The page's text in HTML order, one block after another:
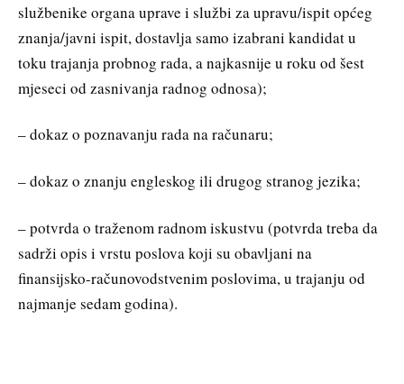
službenike organa uprave i službi za upravu/ispit općeg
znanja/javni ispit, dostavlja samo izabrani kandidat u
toku trajanja probnog rada, a najkasnije u roku od šest
mjeseci od zasnivanja radnog odnosa);
– dokaz o poznavanju rada na računaru;
– dokaz o znanju engleskog ili drugog stranog jezika;
– potvrda o traženom radnom iskustvu (potvrda treba da
sadrži opis i vrstu poslova koji su obavljani na
finansijsko-računovodstvenim poslovima, u trajanju od
najmanje sedam godina).